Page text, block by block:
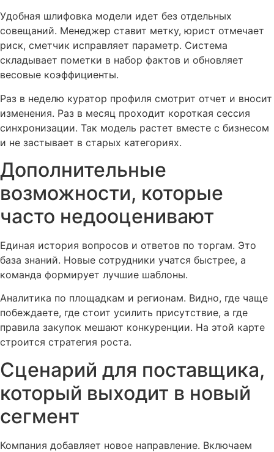
Удобная шлифовка модели идет без отдельных
совещаний. Менеджер ставит метку, юрист отмечает
риск, сметчик исправляет параметр. Система
складывает пометки в набор фактов и обновляет
весовые коэффициенты.
Раз в неделю куратор профиля смотрит отчет и вносит
изменения. Раз в месяц проходит короткая сессия
синхронизации. Так модель растет вместе с бизнесом
и не застывает в старых категориях.
Дополнительные
возможности, которые
часто недооценивают
Единая история вопросов и ответов по торгам. Это
база знаний. Новые сотрудники учатся быстрее, а
команда формирует лучшие шаблоны.
Аналитика по площадкам и регионам. Видно, где чаще
побеждаете, где стоит усилить присутствие, а где
правила закупок мешают конкуренции. На этой карте
строится стратегия роста.
Сценарий для поставщика,
который выходит в новый
сегмент
Компания добавляет новое направление. Включаем